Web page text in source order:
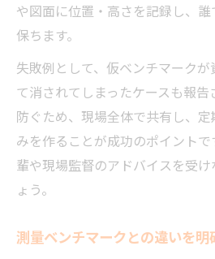
や図面に位置・高さを記録し、
保ちます。
失敗例として、仮ベンチマーク
て消されてしまったケースも報告
防ぐため、現場全体で共有し、
みを作ることが成功のポイント
輩や現場監督のアドバイスを受
ょう。
測量ベンチマークとの違いを明